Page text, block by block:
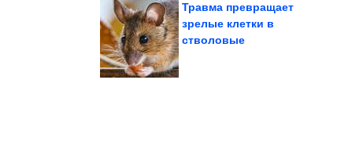
Новые приколы
Травма превращает
зрелые клетки в
стволовые